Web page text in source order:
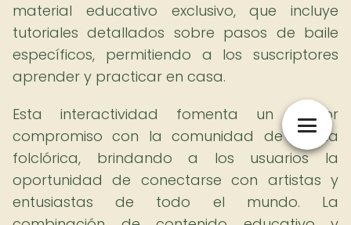
material educativo exclusivo, que incluye
tutoriales detallados sobre pasos de baile
específicos, permitiendo a los suscriptores
aprender y practicar en casa.
Esta interactividad fomenta un mayor
compromiso con la comunidad de danza
folclórica, brindando a los usuarios la
oportunidad de conectarse con artistas y
entusiastas de todo el mundo. La